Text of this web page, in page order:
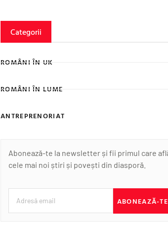
Categorii
ROMÂNI ÎN UK
ROMÂNI ÎN LUME
ANTREPRENORIAT
Abonează-te la newsletter și fii primul care
cele mai noi știri și povești din diasporă.
ABONEAZĂ-TE